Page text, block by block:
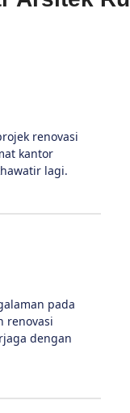
renovasi
kantor
lagi.
pada
renovasi
dengan